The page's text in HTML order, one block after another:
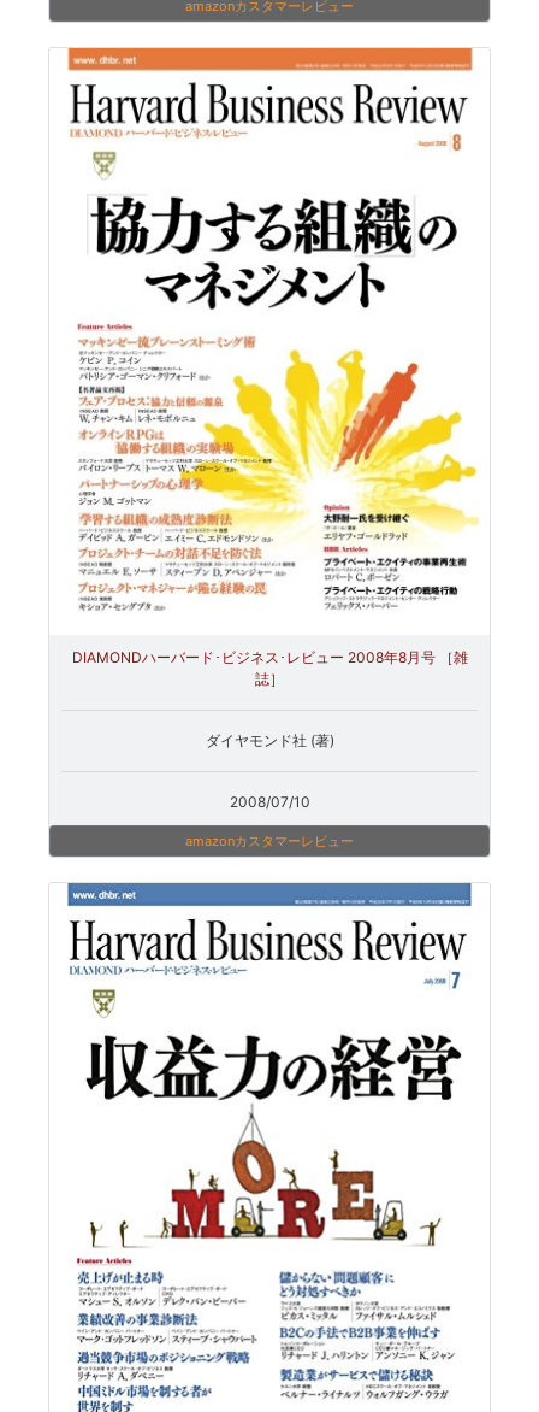
amazonカスタマーレビュー
DIAMONDハーバード･ビジネス･レビュー 2008年8月号 ［雑
誌］
ダイヤモンド社 (著)
2008/07/10
amazonカスタマーレビュー